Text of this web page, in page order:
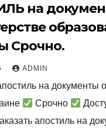
на
Срочно.
ADMIN
на документы
Срочно
апостиль на